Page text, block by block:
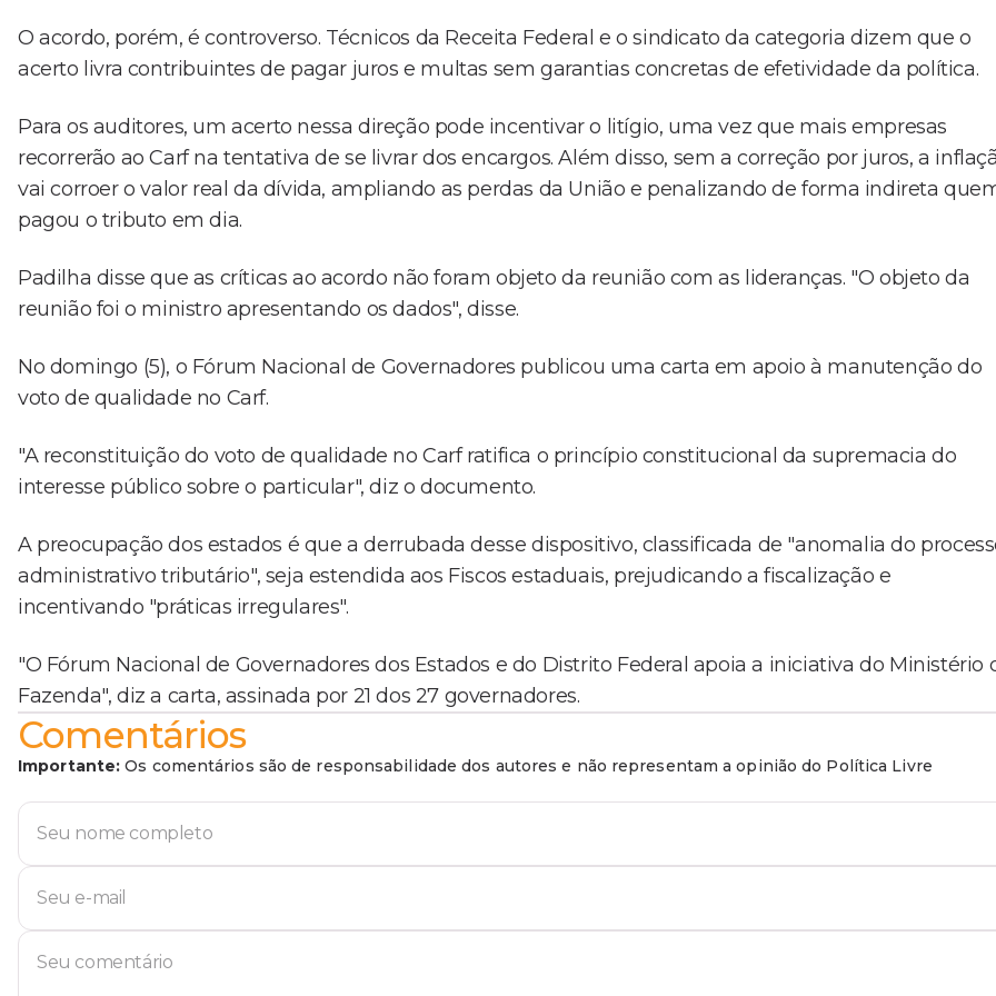
O acordo, porém, é controverso. Técnicos da Receita Federal e o sindicato da categoria dizem que o
acerto livra contribuintes de pagar juros e multas sem garantias concretas de efetividade da política.
Para os auditores, um acerto nessa direção pode incentivar o litígio, uma vez que mais empresas
recorrerão ao Carf na tentativa de se livrar dos encargos. Além disso, sem a correção por juros, a
vai corroer o valor real da dívida, ampliando as perdas da União e penalizando de forma indireta
pagou o tributo em dia.
Padilha disse que as críticas ao acordo não foram objeto da reunião com as lideranças. "O objeto da
reunião foi o ministro apresentando os dados", disse.
No domingo (5), o Fórum Nacional de Governadores publicou uma carta em apoio à manutenção do
voto de qualidade no Carf.
"A reconstituição do voto de qualidade no Carf ratifica o princípio constitucional da supremacia do
interesse público sobre o particular", diz o documento.
A preocupação dos estados é que a derrubada desse dispositivo, classificada de "anomalia do
administrativo tributário", seja estendida aos Fiscos estaduais, prejudicando a fiscalização e
incentivando "práticas irregulares".
"O Fórum Nacional de Governadores dos Estados e do Distrito Federal apoia a iniciativa do Ministério
Fazenda", diz a carta, assinada por 21 dos 27 governadores.
Comentários
Importante: Os comentários são de responsabilidade dos autores e não representam a opinião do Política Livre